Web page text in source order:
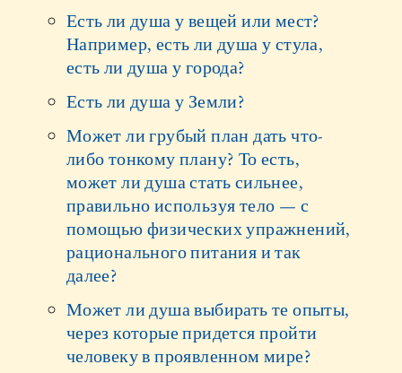
Есть ли душа у вещей или мест?
Например, есть ли душа у стула,
есть ли душа у города?
Есть ли душа у Земли?
Может ли грубый план дать что-
либо тонкому плану? То есть,
может ли душа стать сильнее,
правильно используя тело — с
помощью физических упражнений,
рационального питания и так
далее?
Может ли душа выбирать те опыты,
через которые придется пройти
человеку в проявленном мире?